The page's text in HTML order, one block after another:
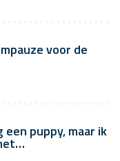
voor de
een puppy, maar ik